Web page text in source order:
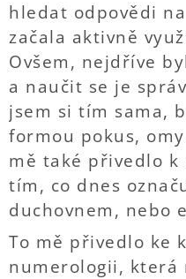
hledat odpovědi
začala aktivně
Ovšem, nejdříve
a naučit se je
jsem si tím sama,
formou pokus,
mě také přivedlo k
tím, co dnes
duchovnem, nebo
To mě přivedlo ke
numerologii, která